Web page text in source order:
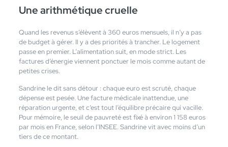
Une arithmétique cruelle
Quand les revenus s’élèvent à 360 euros mensuels, il n’y a pas
de budget à gérer. Il y a des priorités à trancher. Le logement
passe en premier. L’alimentation suit, en mode strict. Les
factures d’énergie viennent ponctuer le mois comme autant de
petites crises.
Sandrine le dit sans détour : chaque euro est scruté, chaque
dépense est pesée. Une facture médicale inattendue, une
réparation urgente, et c’est tout l’équilibre précaire qui vacille.
Pour mémoire, le seuil de pauvreté est fixé à environ 1 158 euros
par mois en France, selon l’INSEE. Sandrine vit avec moins d’un
tiers de ce montant.